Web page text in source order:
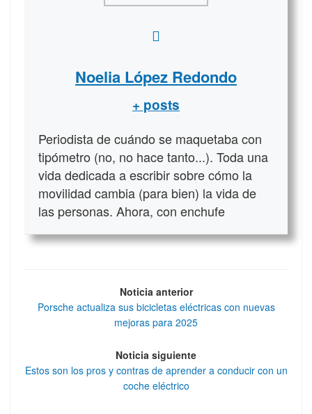
Noelia López Redondo
+ posts
Periodista de cuándo se maquetaba con
tipómetro (no, no hace tanto...). Toda una
vida dedicada a escribir sobre cómo la
movilidad cambia (para bien) la vida de
las personas. Ahora, con enchufe
Noticia anterior
Porsche actualiza sus bicicletas eléctricas con nuevas
mejoras para 2025
Noticia siguiente
Estos son los pros y contras de aprender a conducir con un
coche eléctrico